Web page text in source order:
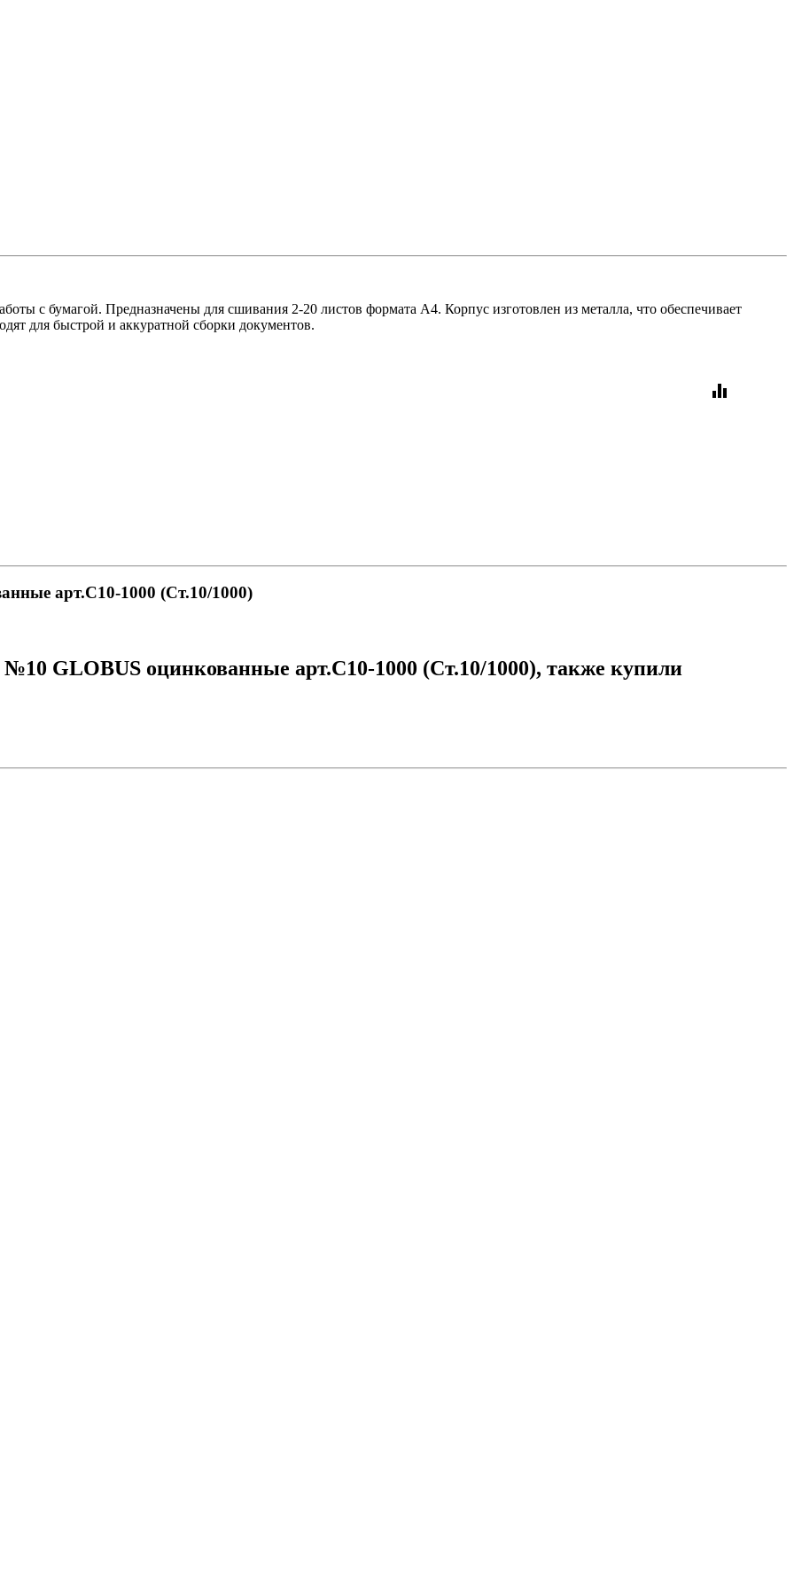
с бумагой. Предназначены для сшивания 2-20 листов формата А4. Корпус изготовлен из металла, что обеспечивает
для быстрой и аккуратной сборки документов.
equalizer
арт.С10-1000 (Ст.10/1000)
GLOBUS оцинкованные арт.С10-1000 (Ст.10/1000), также купили